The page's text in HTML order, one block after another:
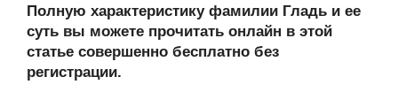
Полную характеристику фамилии Гладь и ее
суть вы можете прочитать онлайн в этой
статье совершенно бесплатно без
регистрации.